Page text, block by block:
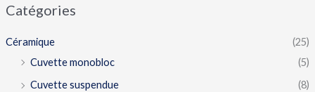
Catégories
Céramique
(25)
Cuvette monobloc
(5)
Cuvette suspendue
(8)